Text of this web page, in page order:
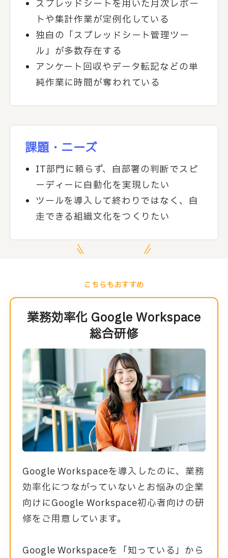
スプレッドシートを用いた月次レポー
トや集計作業が定例化している
独自の「スプレッドシート管理ツー
ル」が多数存在する
アンケート回収やデータ転記などの単
純作業に時間が奪われている
課題・ニーズ
IT部門に頼らず、自部署の判断でスピ
ーディーに自動化を実現したい
ツールを導入して終わりではなく、自
走できる組織文化をつくりたい
こちらもおすすめ
業務効率化 Google Workspace
総合研修
Google Workspaceを導入したのに、業務
効率化につながっていないとお悩みの企業
向けにGoogle Workspace初心者向けの研
修をご用意しています。
Google Workspaceを「知っている」から